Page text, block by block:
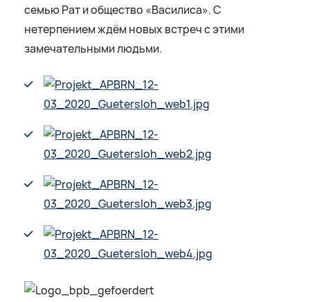
семью Рат и общество «Василиса». С
нетерпением ждём новых встреч с этими
замечательными людьми.